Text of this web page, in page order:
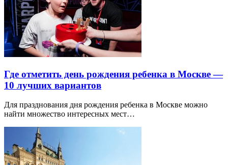
Где отметить день рождения ребенка в Москве —
10 лучших вариантов
Для празднования дня рождения ребенка в Москве можно
найти множество интересных мест…